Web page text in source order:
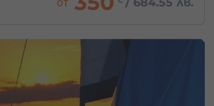
от / 684.55 лв.